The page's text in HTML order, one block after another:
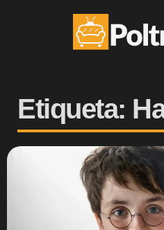
Etiqueta: